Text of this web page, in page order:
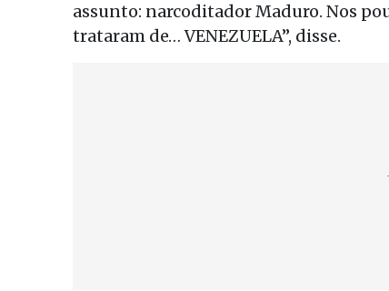
assunto: narcoditador Maduro. Nos
trataram de… VENEZUELA”, disse.